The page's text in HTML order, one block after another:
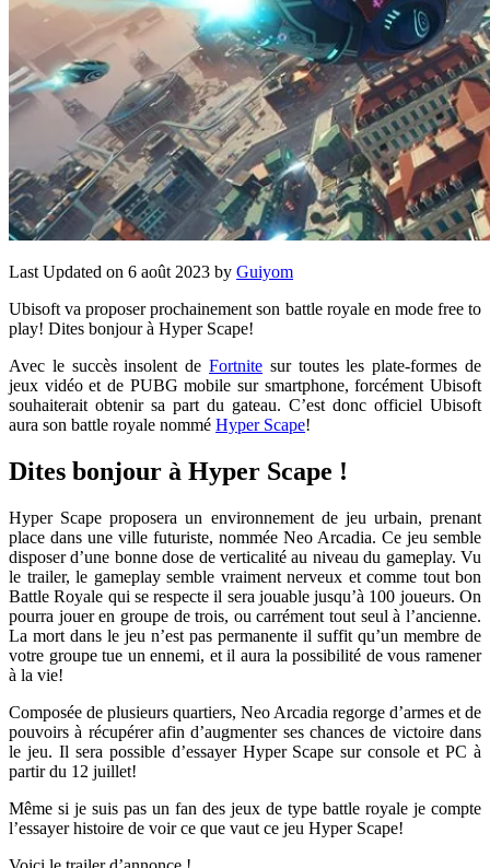
Last Updated on 6 août 2023 by Guiyom
Ubisoft va proposer prochainement son battle royale en mode free to
play! Dites bonjour à Hyper Scape!
Avec le succès insolent de Fortnite sur toutes les plate-formes de
jeux vidéo et de PUBG mobile sur smartphone, forcément Ubisoft
souhaiterait obtenir sa part du gateau. C’est donc officiel Ubisoft
aura son battle royale nommé Hyper Scape!
Dites bonjour à Hyper Scape !
Hyper Scape proposera un environnement de jeu urbain, prenant
place dans une ville futuriste, nommée Neo Arcadia. Ce jeu semble
disposer d’une bonne dose de verticalité au niveau du gameplay. Vu
le trailer, le gameplay semble vraiment nerveux et comme tout bon
Battle Royale qui se respecte il sera jouable jusqu’à 100 joueurs. On
pourra jouer en groupe de trois, ou carrément tout seul à l’ancienne.
La mort dans le jeu n’est pas permanente il suffit qu’un membre de
votre groupe tue un ennemi, et il aura la possibilité de vous ramener
à la vie!
Composée de plusieurs quartiers, Neo Arcadia regorge d’armes et de
pouvoirs à récupérer afin d’augmenter ses chances de victoire dans
le jeu. Il sera possible d’essayer Hyper Scape sur console et PC à
partir du 12 juillet!
Même si je suis pas un fan des jeux de type battle royale je compte
l’essayer histoire de voir ce que vaut ce jeu Hyper Scape!